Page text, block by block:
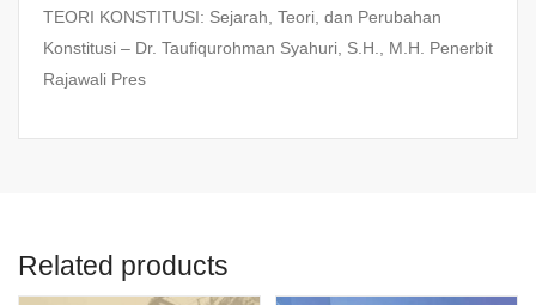
TEORI KONSTITUSI: Sejarah, Teori, dan Perubahan
Konstitusi – Dr. Taufiqurohman Syahuri, S.H., M.H. Penerbit
Rajawali Pres
Related products